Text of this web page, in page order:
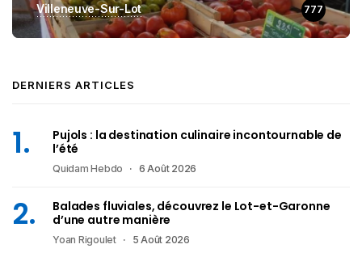
Villeneuve-Sur-Lot 777
DERNIERS ARTICLES
Pujols : la destination culinaire incontournable de
l’été
Quidam Hebdo 6 Août 2026
Balades fluviales, découvrez le Lot-et-Garonne
d’une autre manière
Yoan Rigoulet 5 Août 2026